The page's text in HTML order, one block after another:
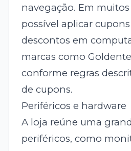
navegação. Em muitos
possível aplicar
descontos em
marcas como
conforme regras
de cupons.
Periféricos e hardware
A loja reúne uma
periféricos, como